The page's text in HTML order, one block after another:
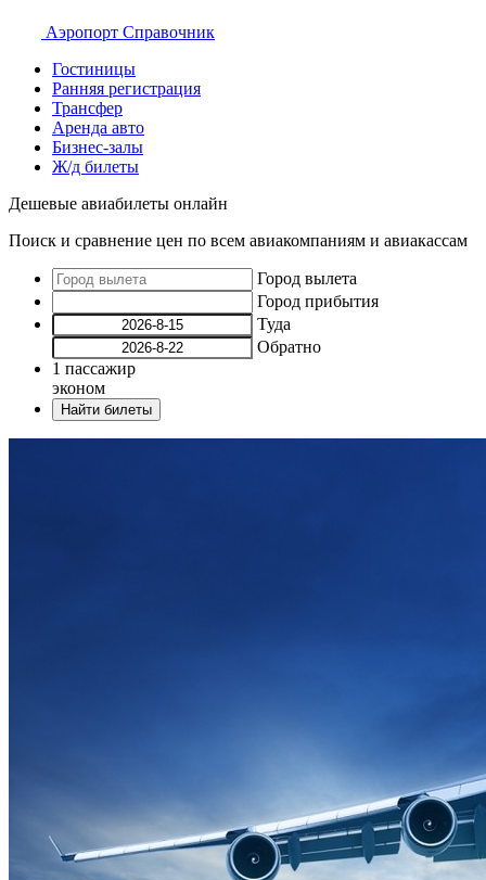
Аэропорт Справочник
Гостиницы
Ранняя регистрация
Трансфер
Аренда авто
Бизнес-залы
Ж/д билеты
Дешевые авиабилеты онлайн
Поиск и сравнение цен по всем авиакомпаниям и авиакассам
Город вылета
Город прибытия
Туда
Обратно
1 пассажир
эконом
Найти билеты